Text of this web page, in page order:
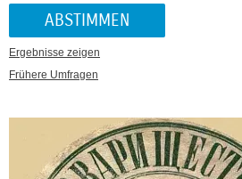
Ergebnisse zeigen
Frühere Umfragen